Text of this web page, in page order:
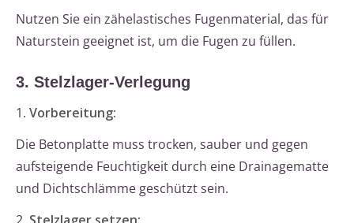
Nutzen Sie ein zähelastisches Fugenmaterial, das für
Naturstein geeignet ist, um die Fugen zu füllen.
3. Stelzlager-Verlegung
1. Vorbereitung:
Die Betonplatte muss trocken, sauber und gegen
aufsteigende Feuchtigkeit durch eine Drainagematte
und Dichtschlämme geschützt sein.